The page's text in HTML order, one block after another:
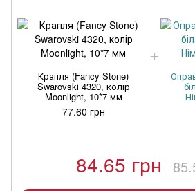
Крапля (Fancy Stone)
Swarovski 4320, колір
Moonlight, 10*7 мм
77.60 грн
84.65 грн